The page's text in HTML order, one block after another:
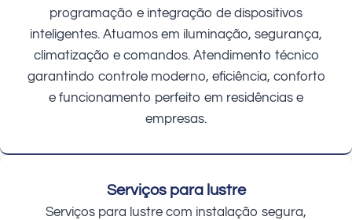
programação e integração de dispositivos
inteligentes. Atuamos em iluminação, segurança,
climatização e comandos. Atendimento técnico
garantindo controle moderno, eficiência, conforto
e funcionamento perfeito em residências e
empresas.
Serviços para lustre
Serviços para lustre com instalação segura,